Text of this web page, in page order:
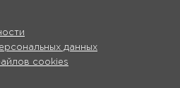
данных
cookies